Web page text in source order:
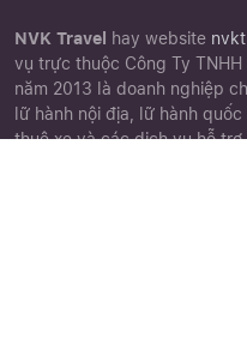
NVK Travel hay website
vụ trực thuộc Công Ty
năm 2013 là doanh nghiệp
lữ hành nội địa, lữ hành
thuê xe và các dịch vụ hỗ